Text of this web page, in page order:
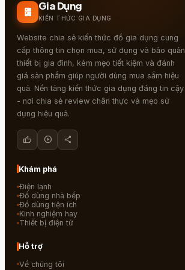
kitchen Gia Dụng
KIẾN THỨC GIA DỤNG
Website chia sẻ kiến thức đồ gia dụng cung
cấp thông tin chọn mua, sử dụng và bảo quản
thiết bị gia đình, kèm mẹo tiết kiệm và đánh
giá sản phẩm giúp người dùng mua sắm hiệu
quả. Nền tảng kiến thức gia dụng đáng tin cậy
- nơi chia sẻ review chân thực và mẹo sử
dụng hiệu quả.
thumb_up play_circle share
Khám phá
Điện lạnh
Đồ dùng nhà bếp
Đồ dùng tiện ích
Kinh nghiệm hay
Thiết bị điện tử
Hỗ trợ
Về chúng tôi